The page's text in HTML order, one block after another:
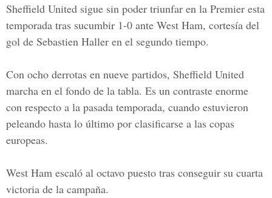
Sheffield United sigue sin poder triunfar en la Premier esta
temporada tras sucumbir 1-0 ante West Ham, cortesía del
gol de Sebastien Haller en el segundo tiempo.
Con ocho derrotas en nueve partidos, Sheffield United
marcha en el fondo de la tabla. Es un contraste enorme
con respecto a la pasada temporada, cuando estuvieron
peleando hasta lo último por clasificarse a las copas
europeas.
West Ham escaló al octavo puesto tras conseguir su cuarta
victoria de la campaña.